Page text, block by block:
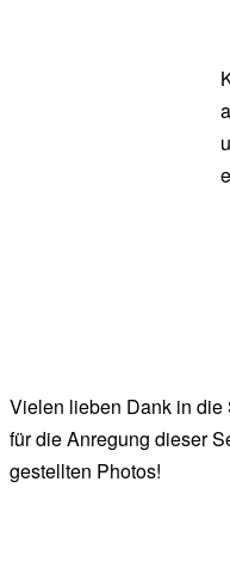
Vielen lieben Dank in die
für die Anregung dieser
gestellten Photos!